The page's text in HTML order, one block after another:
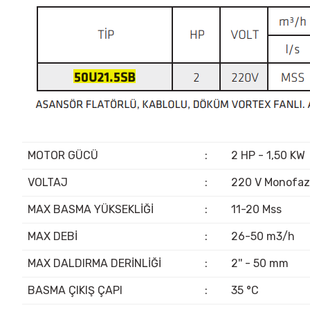
MOTOR GÜCÜ : 2 HP - 1,50 KW
VOLTAJ : 220 V
MAX BASMA YÜKSEKLİĞİ : 11-20 Mss
MAX DEBİ : 26-50 m3/h
MAX DALDIRMA DERİNLİĞİ : 2'' - 50 mm
BASMA ÇIKIŞ ÇAPI : 35 °C